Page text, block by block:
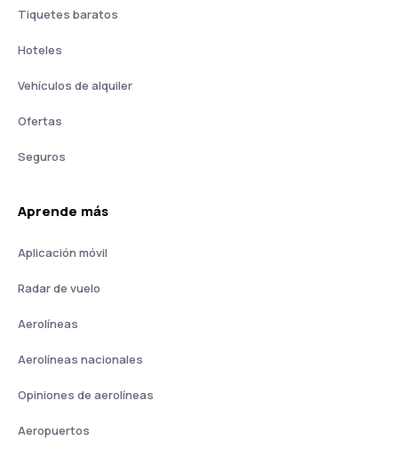
Tiquetes baratos
Hoteles
Vehículos de alquiler
Ofertas
Seguros
Aprende más
Aplicación móvil
Radar de vuelo
Aerolíneas
Aerolíneas nacionales
Opiniones de aerolíneas
Aeropuertos